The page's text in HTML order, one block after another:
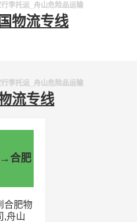
李托运_舟山危险品运输
物流专线
李托运_舟山危险品运输
流专线
合肥
合肥物
,舟山